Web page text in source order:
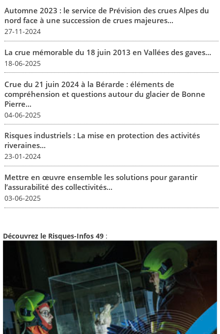
Automne 2023 : le service de Prévision des crues Alpes du
nord face à une succession de crues majeures...
27-11-2024
La crue mémorable du 18 juin 2013 en Vallées des gaves...
18-06-2025
Crue du 21 juin 2024 à la Bérarde : éléments de
compréhension et questions autour du glacier de Bonne
Pierre...
04-06-2025
Risques industriels : La mise en protection des activités
riveraines...
23-01-2024
Mettre en œuvre ensemble les solutions pour garantir
l’assurabilité des collectivités...
03-06-2025
Découvrez le Risques-Infos 49 :